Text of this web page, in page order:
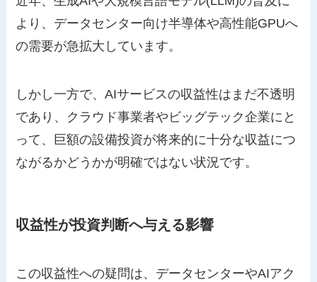
より、データセンター向け半導体や高性能GPUへ
の需要が急拡大しています。
しかし一方で、AIサービスの収益性はまだ不透明
であり、クラウド事業者やビッグテック企業にと
って、巨額の設備投資が将来的に十分な収益につ
ながるかどうかが明確ではない状況です。
収益性が投資判断へ与える影響
この収益性への疑問は、データセンターやAIアク